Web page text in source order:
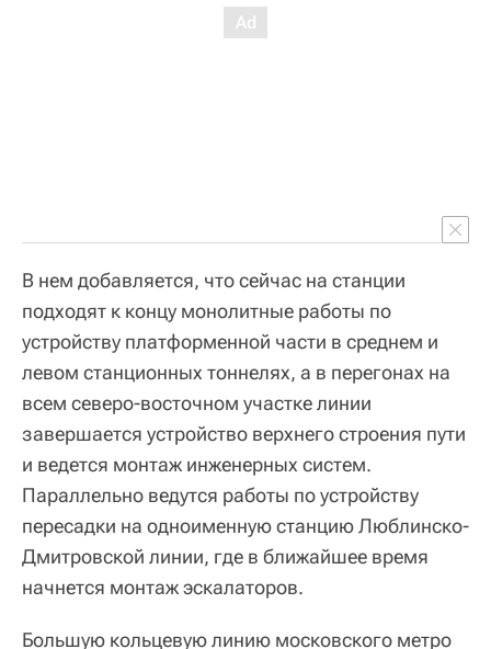
В нем добавляется, что сейчас на станции
подходят к концу монолитные работы по
устройству платформенной части в среднем и
левом станционных тоннелях, а в перегонах на
всем северо-восточном участке линии
завершается устройство верхнего строения пути
и ведется монтаж инженерных систем.
Параллельно ведутся работы по устройству
пересадки на одноименную станцию Люблинско-
Дмитровской линии, где в ближайшее время
начнется монтаж эскалаторов.
Большую кольцевую линию московского метро